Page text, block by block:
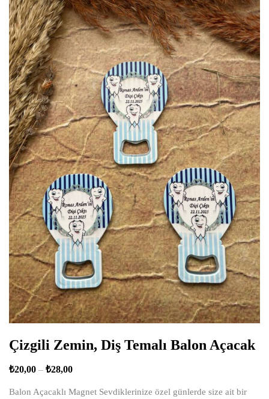
Çizgili Zemin, Diş Temalı Balon Açacak
₺20,00 – ₺28,00
Balon Açacaklı Magnet Sevdiklerinize özel günlerde size ait bir